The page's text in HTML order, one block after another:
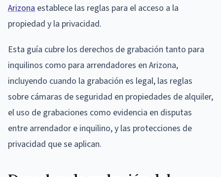
Arizona establece las reglas para el acceso a la
propiedad y la privacidad.
Esta guía cubre los derechos de grabación tanto para
inquilinos como para arrendadores en Arizona,
incluyendo cuando la grabación es legal, las reglas
sobre cámaras de seguridad en propiedades de alquiler,
el uso de grabaciones como evidencia en disputas
entre arrendador e inquilino, y las protecciones de
privacidad que se aplican.